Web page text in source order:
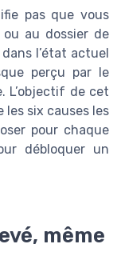
pas que vous
au dossier de
l’état actuel
perçu par le
L’objectif de cet
les six causes les
pour chaque
débloquer un
même